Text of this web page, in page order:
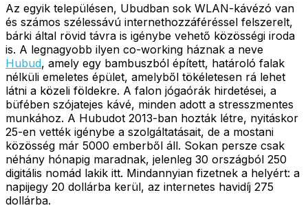
Az egyik településen, Ubudban sok WLAN-kávézó van
és számos szélessávú internethozzáféréssel felszerelt,
bárki által rövid távra is igénybe vehető közösségi iroda
is. A legnagyobb ilyen co-working háznak a neve
Hubud, amely egy bambuszból épített, határoló falak
nélküli emeletes épület, amelyből tökéletesen rá lehet
látni a közeli földekre. A falon jógaórák hirdetései, a
büfében szójatejes kávé, minden adott a stresszmentes
munkához. A Hubudot 2013-ban hozták létre, nyitáskor
25-en vették igénybe a szolgáltatásait, de a mostani
közösség már 5000 emberből áll. Sokan persze csak
néhány hónapig maradnak, jelenleg 30 országból 250
digitális nomád lakik itt. Mindannyian fizetnek a helyért: a
napijegy 20 dollárba kerül, az internetes havidíj 275
dollárba.